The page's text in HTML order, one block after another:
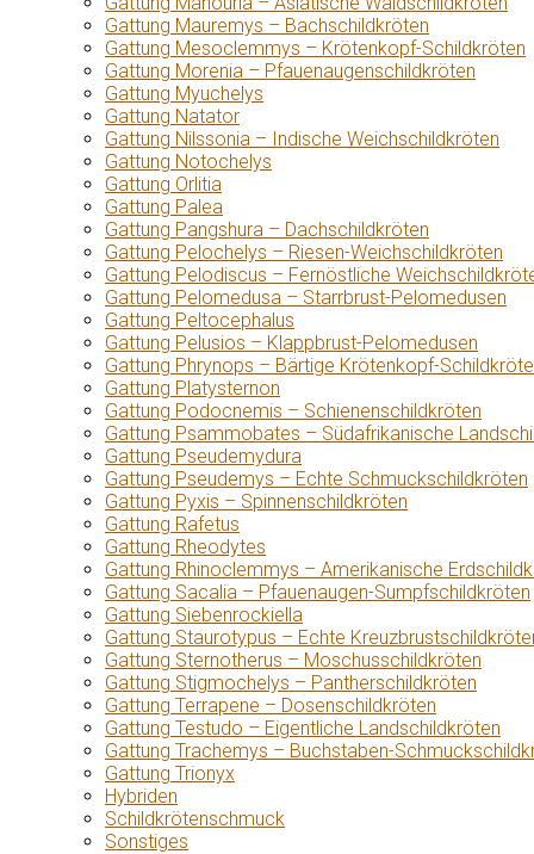
Gattung Mauremys – Bachschildkröten
Gattung Mesoclemmys – Krötenkopf-Schildkröten
Gattung Morenia – Pfauenaugenschildkröten
Gattung Myuchelys
Gattung Natator
Gattung Nilssonia – Indische Weichschildkröten
Gattung Notochelys
Gattung Orlitia
Gattung Palea
Gattung Pangshura – Dachschildkröten
Gattung Pelochelys – Riesen-Weichschildkröten
Gattung Pelodiscus – Fernöstliche
Gattung Pelomedusa – Starrbrust-Pelomedusen
Gattung Peltocephalus
Gattung Pelusios – Klappbrust-Pelomedusen
Gattung Phrynops – Bärtige Krötenkopf-
Gattung Platysternon
Gattung Podocnemis – Schienenschildkröten
Gattung Psammobates – Südafrikanische
Gattung Pseudemydura
Gattung Pseudemys – Echte Schmuckschildkröten
Gattung Pyxis – Spinnenschildkröten
Gattung Rafetus
Gattung Rheodytes
Gattung Rhinoclemmys – Amerikanische
Gattung Sacalia – Pfauenaugen-Sumpfschildkröten
Gattung Siebenrockiella
Gattung Staurotypus – Echte
Gattung Sternotherus – Moschusschildkröten
Gattung Stigmochelys – Pantherschildkröten
Gattung Terrapene – Dosenschildkröten
Gattung Testudo – Eigentliche Landschildkröten
Gattung Trachemys – Buchstaben-
Gattung Trionyx
Hybriden
Schildkrötenschmuck
Sonstiges